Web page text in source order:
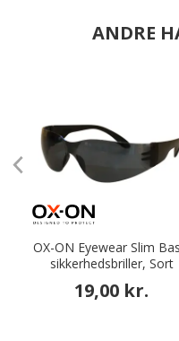
ANDRE
OX-ON Eyewear Slim
sikkerhedsbriller, Sort
19,00 kr.